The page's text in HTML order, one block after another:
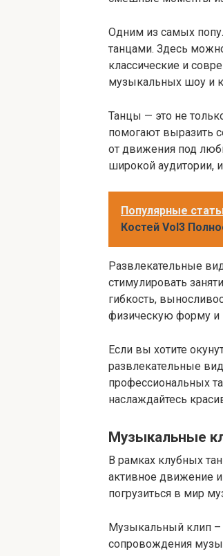
Одним из самых
танцами. Здесь
классические и
музыкальных шоу и
Танцы — это не
помогают выразить
от движения под
широкой аудитории,
Популярные
Костей Vol3
Развлекательные
стимулировать
гибкость,
физическую форму и
Если вы хотите
развлекательные
профессиональных
наслаждайтесь
Музыкальные
В рамках клубных
активное движение
погрузиться в мир
Музыкальный клип –
сопровождения